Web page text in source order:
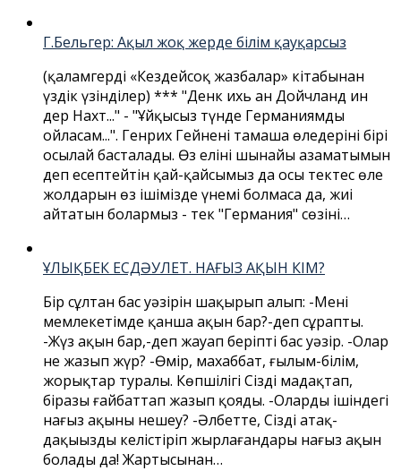
Г.Бельгер: Ақыл жоқ жерде білім қауқарсыз
(қаламгердің «Кездейсоқ жазбалар» кітабынан
үздік үзінділер) *** "Денк ихь ан Дойчланд ин
дер Нахт..." - "Ұйқысыз түнде Германиямды
ойласам...". Генрих Гейненің тамаша өлеңдерінің бірі
осылай басталады. Өз елінің шынайы азаматымын
деп есептейтін қай-қайсымыз да осы тектес өлең
жолдарын өз ішімізде үнемі болмаса да, жиі
айтатын болармыз - тек "Германия" сөзінің…
ҰЛЫҚБЕК ЕСДӘУЛЕТ. НАҒЫЗ АҚЫН КІМ?
Бір сұлтан бас уәзірін шақырып алып: -Менің
мемлекетімде қанша ақын бар?-деп сұрапты.
-Жүз ақын бар,-деп жауап беріпті бас уәзір. -Олар
не жазып жүр? -Өмір, махаббат, ғылым-білім,
жорықтар туралы. Көпшілігі Сізді мадақтап,
біразы ғайбаттап жазып қояды. -Олардың ішіндегі
нағыз ақыны нешеу? -Әлбетте, Сіздің атақ-
даңқыңызды келістіріп жырлағандары нағыз ақын
болады да! Жартысынан…